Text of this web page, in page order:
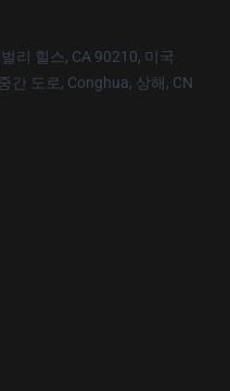
리 힐스, CA 90210, 미국
간 도로, Conghua, 상해, CN